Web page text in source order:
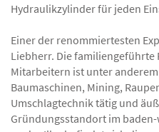
Hydraulikzylinder für jeden
Einer der renommiertesten
Liebherr. Die
Mitarbeitern ist unter
Baumaschinen, Mining,
Umschlagtechnik tätig und
Gründungsstandort im